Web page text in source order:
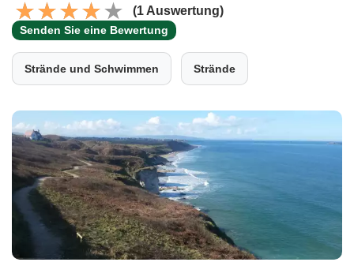
(1 Auswertung)
Senden Sie eine Bewertung
Strände und Schwimmen Strände